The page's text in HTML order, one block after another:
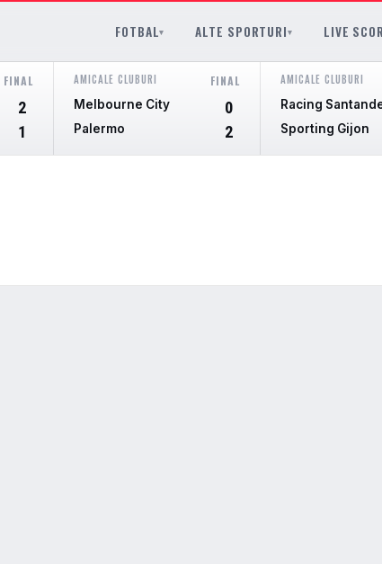
FOTBAL▾ ALTE SPORTURI▾ LIVE
FINAL
2
1
AMICALE CLUBURI FINAL
Melbourne City 0
Palermo 2
AMICALE CLUBURI
Racing
Sporting Gijon